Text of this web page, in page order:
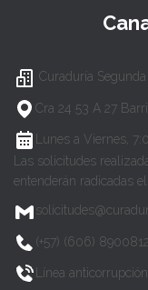
Curaduría
Cra 24 53 A 27
Lunes a Viernes,
Las solicitudes
entenderán radicadas
(+57) (606) 8900812
Línea